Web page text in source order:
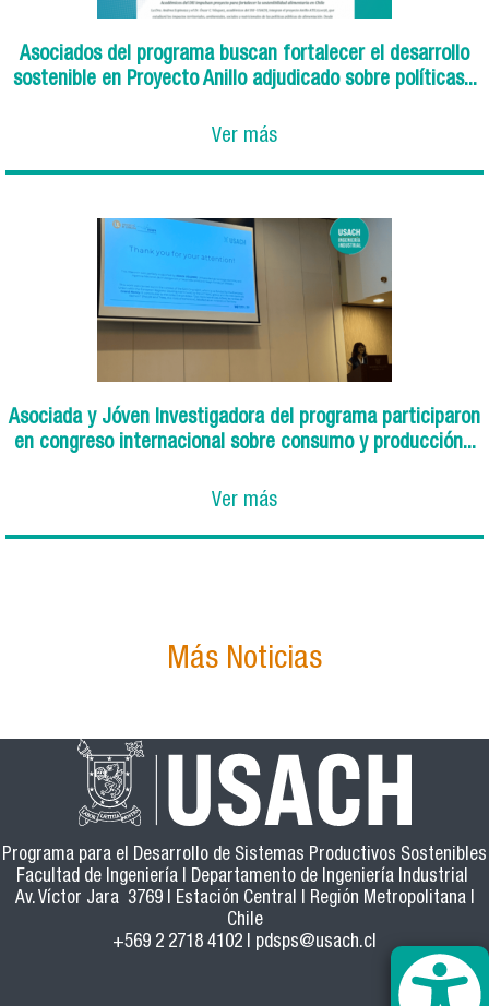
Asociados del programa buscan fortalecer el desarrollo
sostenible en Proyecto Anillo adjudicado sobre políticas...
Ver más
Asociada y Jóven Investigadora del programa participaron
en congreso internacional sobre consumo y producción...
Ver más
Más Noticias
Programa para el Desarrollo de Sistemas Productivos Sostenibles
Facultad de Ingeniería | Departamento de Ingeniería Industrial
Av. Víctor Jara 3769 | Estación Central | Región Metropolitana |
Chile
+569 2 2718 4102 | pdsps@usach.cl